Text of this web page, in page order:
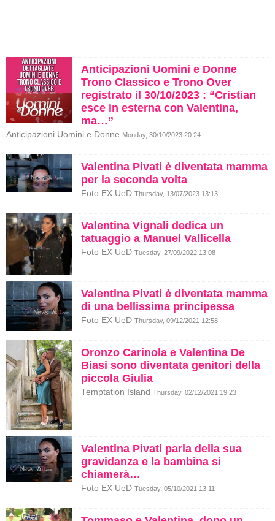
Anticipazioni Uomini e Donne
Trono Classico e Trono Over
registrato il 30/10/2023 : “Cristian
esce in esterna con Valentina,
ma…”
Anticipazioni Uomini e Donne Monday, 30/10/2023 20:24
Valentina Pivati è diventata mamma
per la seconda volta
Foto EX UeD Thursday, 13/07/2023 13:13
Valentina Vignali dedica un
tatuaggio a Manuel Vallicella
Foto EX UeD Tuesday, 27/09/2022 13:08
Valentina Pivati è diventata mamma
di una bellissima principessa
Foto EX UeD Thursday, 09/12/2021 12:58
Oronzo Carinola e Valentina De
Biasi sono diventata genitori della
piccola Giulia
Temptation Island Thursday, 02/12/2021 19:23
Valentina Pivati parla della sua
gravidanza e la bambina si
chiamerà…
Foto EX UeD Tuesday, 05/10/2021 13:11